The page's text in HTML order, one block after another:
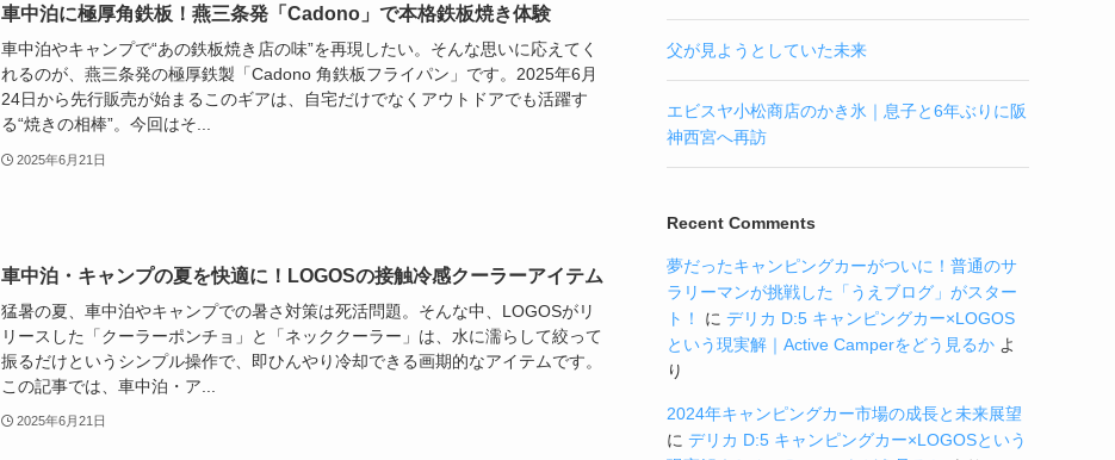
車中泊に極厚角鉄板！燕三条発「Cadono」で本格鉄板焼き体験
車中泊やキャンプで“あの鉄板焼き店の味”を再現したい。そんな思いに応えてく
れるのが、燕三条発の極厚鉄製「Cadono 角鉄板フライパン」です。2025年6月
24日から先行販売が始まるこのギアは、自宅だけでなくアウトドアでも活躍す
る“焼きの相棒”。今回はそ...
2025年6月21日
車中泊・キャンプの夏を快適に！LOGOSの接触冷感クーラーアイテム
猛暑の夏、車中泊やキャンプでの暑さ対策は死活問題。そんな中、LOGOSがリ
リースした「クーラーポンチョ」と「ネッククーラー」は、水に濡らして絞って
振るだけというシンプル操作で、即ひんやり冷却できる画期的なアイテムです。
この記事では、車中泊・ア...
2025年6月21日
父が見ようとしていた未来
エビスヤ小松商店のかき氷｜息子と6年ぶりに阪
神西宮へ再訪
Recent Comments
夢だったキャンピングカーがついに！普通のサ
ラリーマンが挑戦した「うえブログ」がスター
ト！
に デリカ D:5 キャンピングカー×LOGOS
という現実解｜Active Camperをどう見るか よ
り
2024年キャンピングカー市場の成長と未来展望
に デリカ D:5 キャンピングカー×LOGOSという